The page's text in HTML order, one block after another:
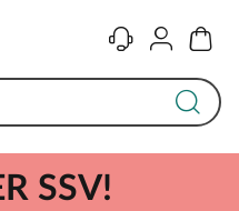
KontaktKonto
SSV!